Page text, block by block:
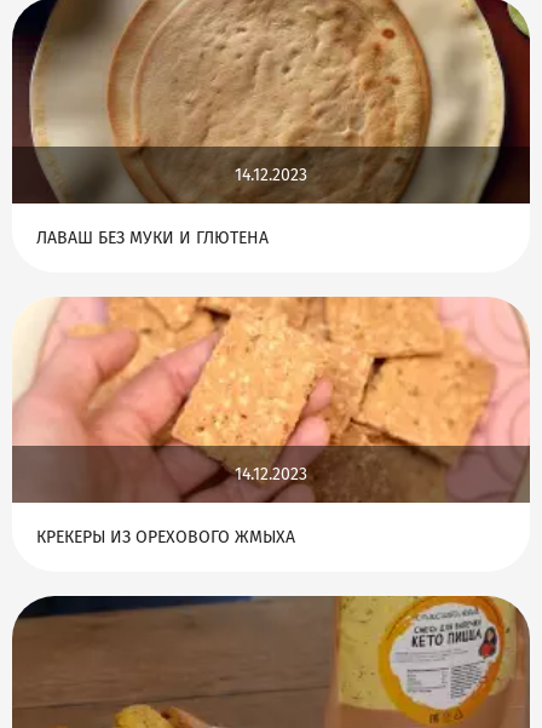
14.12.2023
ЛАВАШ БЕЗ МУКИ И ГЛЮТЕНА
14.12.2023
КРЕКЕРЫ ИЗ ОРЕХОВОГО ЖМЫХА